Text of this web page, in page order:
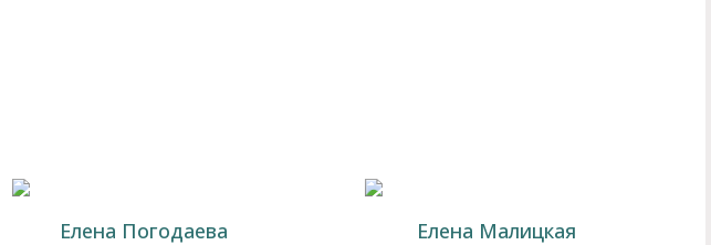
Елена Погодаева Елена Малицкая